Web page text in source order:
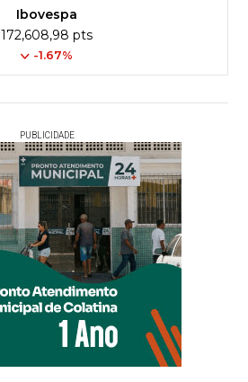
Ibovespa
172,608,98 pts
-1.67%
PUBLICIDADE